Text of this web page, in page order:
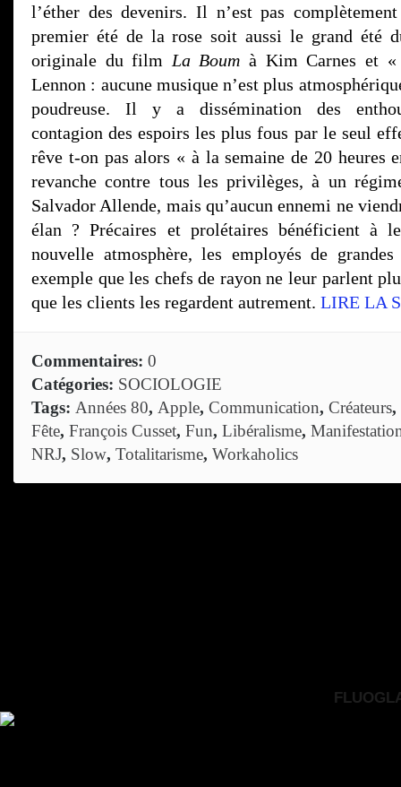
l’éther des devenirs. Il n’est pas
premier été de la rose soit aussi le grand été
originale du film La Boum à Kim Carnes et
Lennon : aucune musique n’est plus
poudreuse. Il y a dissémination des
contagion des espoirs les plus fous par le seul
rêve t-on pas alors « à la semaine de 20 heures
revanche contre tous les privilèges, à un
Salvador Allende, mais qu’aucun ennemi ne
élan ? Précaires et prolétaires bénéficient à
nouvelle atmosphère, les employés de
exemple que les chefs de rayon ne leur parlent
que les clients les regardent autrement. LIRE LA
Commentaires: 0
Catégories: SOCIOLOGIE
Tags: Années 80, Apple, Communication, Créateurs,
Fête, François Cusset, Fun, Libéralisme,
NRJ, Slow, Totalitarisme, Workaholics